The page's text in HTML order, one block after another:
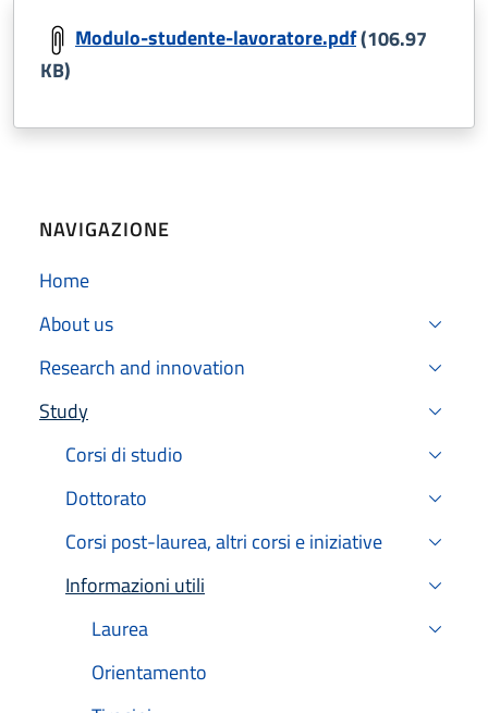
Modulo-studente-lavoratore.pdf(106.97
KB)
NAVIGAZIONE
Home
About us
Research and innovation
Study
Active
Corsi di studio
Dottorato
Corsi post-laurea, altri corsi e iniziative
Informazioni utili
Active
Laurea
Orientamento